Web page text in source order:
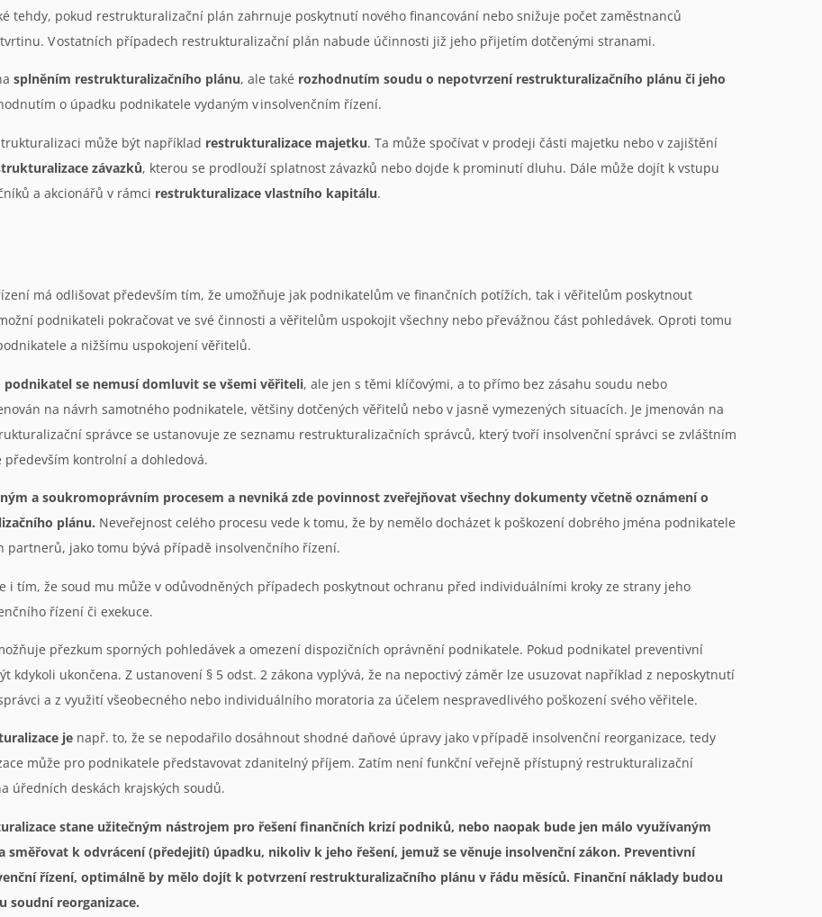
tehdy, pokud restrukturalizační plán zahrnuje poskytnutí nového financování nebo snižuje počet zaměstnanců
V ostatních případech restrukturalizační plán nabude účinnosti již jeho přijetím dotčenými stranami.
splněním restrukturalizačního plánu, ale také rozhodnutím soudu o nepotvrzení restrukturalizačního plánu či jeho
o úpadku podnikatele vydaným v insolvenčním řízení.
může být například restrukturalizace majetku. Ta může spočívat v prodeji části majetku nebo v zajištění
závazků, kterou se prodlouží splatnost závazků nebo dojde k prominutí dluhu. Dále může dojít k vstupu
a akcionářů v rámci restrukturalizace vlastního kapitálu.
má odlišovat především tím, že umožňuje jak podnikatelům ve finančních potížích, tak i věřitelům poskytnout
podnikateli pokračovat ve své činnosti a věřitelům uspokojit všechny nebo převážnou část pohledávek. Oproti tomu
a nižšímu uspokojení věřitelů.
podnikatel se nemusí domluvit se všemi věřiteli, ale jen s těmi klíčovými, a to přímo bez zásahu soudu nebo
na návrh samotného podnikatele, většiny dotčených věřitelů nebo v jasně vymezených situacích. Je jmenován na
správce se ustanovuje ze seznamu restrukturalizačních správců, který tvoří insolvenční správci se zvláštním
kontrolní a dohledová.
a soukromoprávním procesem a nevniká zde povinnost zveřejňovat všechny dokumenty včetně oznámení o
plánu. Neveřejnost celého procesu vede k tomu, že by nemělo docházet k poškození dobrého jména podnikatele
partnerů, jako tomu bývá případě insolvenčního řízení.
i tím, že soud mu může v odůvodněných případech poskytnout ochranu před individuálními kroky ze strany jeho
řízení či exekuce.
přezkum sporných pohledávek a omezení dispozičních oprávnění podnikatele. Pokud podnikatel preventivní
ukončena. Z ustanovení § 5 odst. 2 zákona vyplývá, že na nepoctivý záměr lze usuzovat například z neposkytnutí
a z využití všeobecného nebo individuálního moratoria za účelem nespravedlivého poškození svého věřitele.
jenapř. to, že se nepodařilo dosáhnout shodné daňové úpravy jako v případě insolvenční reorganizace, tedy
může pro podnikatele představovat zdanitelný příjem. Zatím není funkční veřejně přístupný restrukturalizační
úředních deskách krajských soudů.
stane užitečným nástrojem pro řešení finančních krizí podniků, nebo naopak bude jen málo využívaným
k odvrácení (předejití) úpadku, nikoliv k jeho řešení, jemuž se věnuje insolvenční zákon. Preventivní
řízení, optimálně by mělo dojít k potvrzení restrukturalizačního plánu v řádu měsíců. Finanční náklady budou
soudní reorganizace.